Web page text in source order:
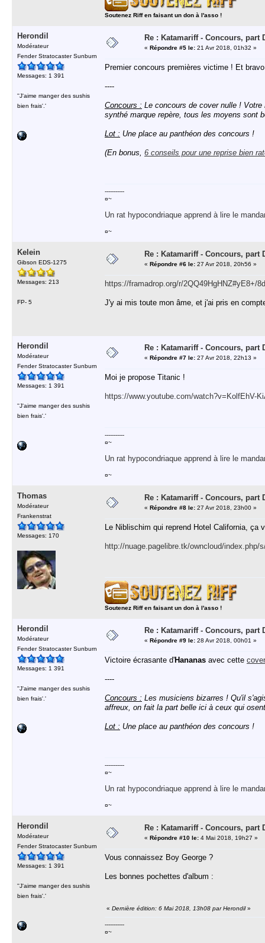
Soutenez Riff en faisant un don à l'asso !
Herondil
Modérateur
Fender Stratocaster Sunburn
Messages: 1 391
''J'aime manger des sushis
bien frais'.'
Re : Katamariff - Concours, part
« Répondre #5 le: 21 Avr 2018, 01h32 »
Premier concours premières victime ! Et
----
Concours : Le concours de cover nulle !
synthé marque repère, tous les moyens sont
Lot : Une place au panthéon des concours !
(En bonus, 6 conseils pour une reprise bien
-----------
¤~
Un rat hypocondriaque apprend à lire le
¤~
Kelein
Gibson EDS-1275
Messages: 213
FP- 5
Re : Katamariff - Concours, part
« Répondre #6 le: 27 Avr 2018, 20h56 »
https://framadrop.org/r/2QQ49HgHNZ#yE8+/
J'y ai mis toute mon âme, et j'ai pris en
Herondil
Modérateur
Fender Stratocaster Sunburn
Messages: 1 391
''J'aime manger des sushis
bien frais'.'
Re : Katamariff - Concours, part
« Répondre #7 le: 27 Avr 2018, 22h13 »
Moi je propose Titanic !
https://www.youtube.com/watch?v=KolfEhV-
-----------
¤~
Un rat hypocondriaque apprend à lire le
¤~
Thomas
Modérateur
Frankenstrat
Messages: 170
Re : Katamariff - Concours, part
« Répondre #8 le: 27 Avr 2018, 23h00 »
Le Niblischim qui reprend Hotel California, ça
http://nuage.pagelibre.tk/owncloud/index.php/
Soutenez Riff en faisant un don à l'asso !
Herondil
Modérateur
Fender Stratocaster Sunburn
Messages: 1 391
''J'aime manger des sushis
bien frais'.'
Re : Katamariff - Concours, part
« Répondre #9 le: 28 Avr 2018, 00h01 »
Victoire écrasante d'Hananas avec cette
----
Concours : Les musiciens bizarres ! Qu'il
affreux, on fait la part belle ici à ceux qui
Lot : Une place au panthéon des concours !
-----------
¤~
Un rat hypocondriaque apprend à lire le
¤~
Herondil
Modérateur
Fender Stratocaster Sunburn
Messages: 1 391
''J'aime manger des sushis
bien frais'.'
Re : Katamariff - Concours, part
« Répondre #10 le: 4 Mai 2018, 19h27 »
Vous connaissez Boy George ?
Les bonnes pochettes d'album :
« Dernière édition: 6 Mai 2018, 13h08 par Herondil»
-----------
¤~